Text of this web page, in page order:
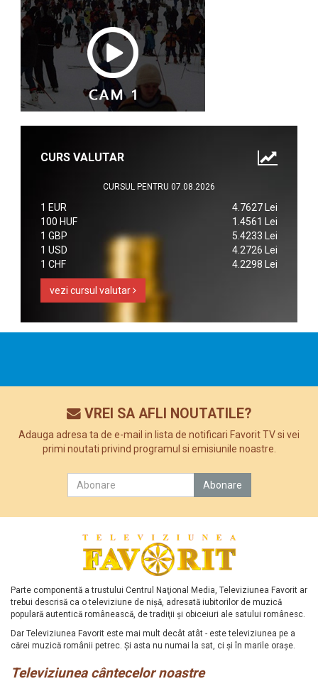
CURS VALUTAR
CURSUL PENTRU 07.08.2026
1 EUR
4.7627 Lei
100 HUF
1.4561 Lei
1 GBP
5.4233 Lei
1 USD
4.2726 Lei
1 CHF
4.2298 Lei
vezi cursul valutar
VREI SA AFLI NOUTATILE?
Adauga adresa ta de e-mail in lista de notificari Favorit TV si vei
primi noutati privind programul si emisiunile noastre.
Parte componentă a trustului Centrul Naţional Media, Televiziunea Favorit ar
trebui descrisă ca o televiziune de nişă, adresată iubitorilor de muzică
populară autentică românească, de tradiţii şi obiceiuri ale satului românesc.
Dar Televiziunea Favorit este mai mult decât atât - este televiziunea pe a
cărei muzică românii petrec. Şi asta nu numai la sat, ci şi în marile oraşe.
Televiziunea cântecelor noastre